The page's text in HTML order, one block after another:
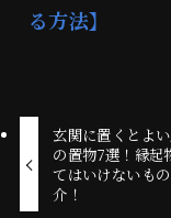
る方法】
玄関に置くとよ
の置物7選！縁起
てはいけないも
介！